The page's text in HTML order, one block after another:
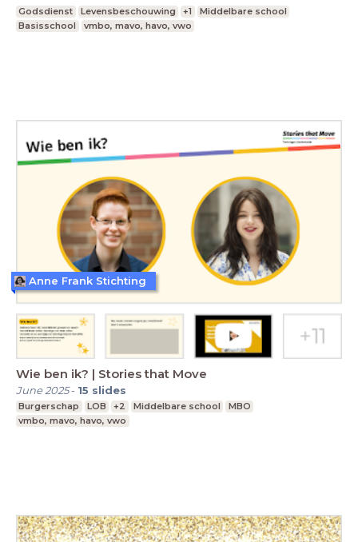
Godsdienst Levensbeschouwing +1
Middelbare school
Basisschool
vmbo, mavo, havo, vwo
Wie ben ik? | Stories that Move
June 2025- 15 slides
Burgerschap LOB +2 Middelbare school
MBO
vmbo, mavo, havo, vwo
Anne Frank Stichting